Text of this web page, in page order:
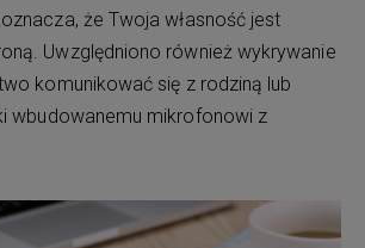
że Twoja własność jest
Uwzględniono również wykrywanie
komunikować się z rodziną lub
wbudowanemu mikrofonowi z